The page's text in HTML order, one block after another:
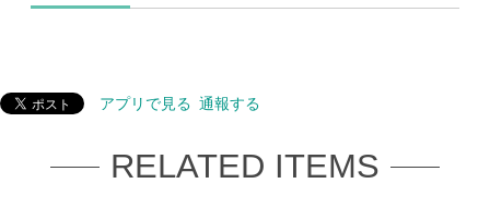
アプリで見る 通報する
RELATED ITEMS